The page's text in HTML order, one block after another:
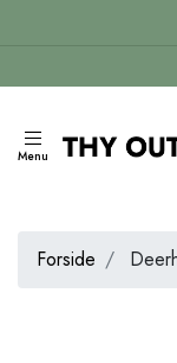
Menu
Forside